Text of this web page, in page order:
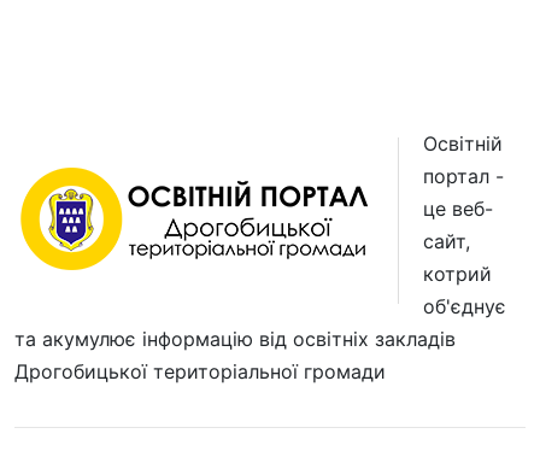
Освітній
портал -
це веб-
сайт,
котрий
об'єднує
та акумулює інформацію від освітніх закладів
Дрогобицької територіальної громади